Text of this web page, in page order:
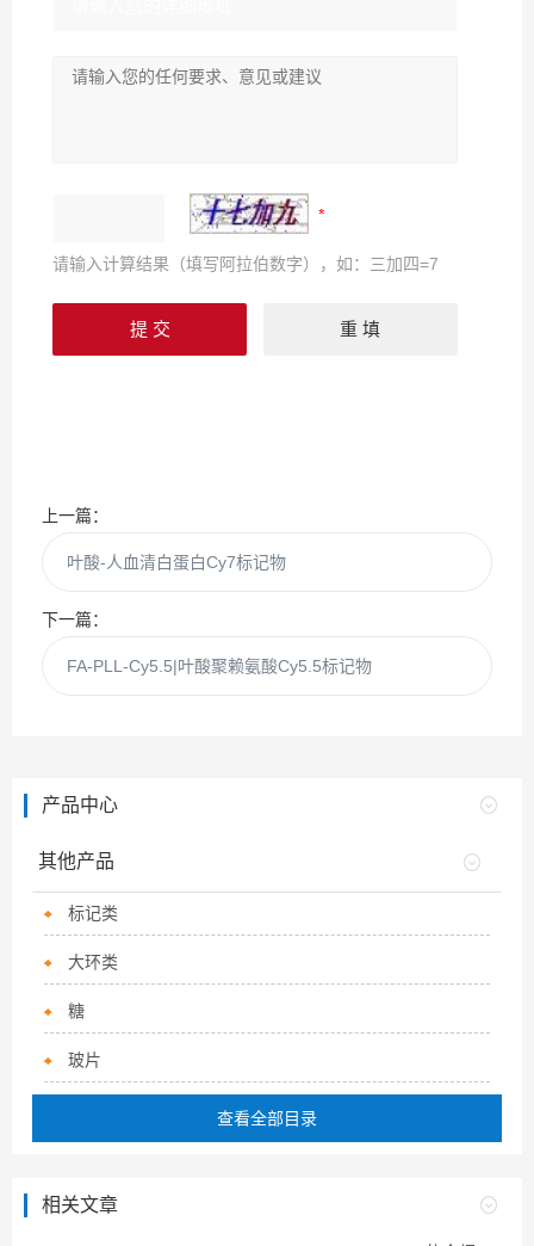
请输入计算结果（填写阿拉伯数字），如：三加四=7
上一篇：
叶酸-人血清白蛋白Cy7标记物
下一篇：
FA-PLL-Cy5.5|叶酸聚赖氨酸Cy5.5标记物
产品中心
其他产品
标记类
大环类
糖
玻片
查看全部目录
相关文章